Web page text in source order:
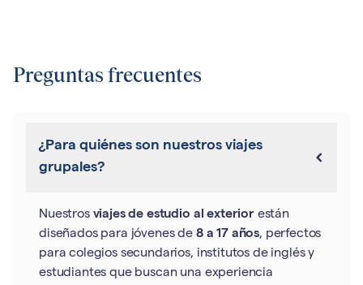
Preguntas frecuentes
¿Para quiénes son nuestros viajes
grupales?
Nuestros viajes de estudio al exteriorestán
diseñados para jóvenes de 8 a 17 años, perfectos
para colegios secundarios, institutos de inglés y
estudiantes que buscan una experiencia